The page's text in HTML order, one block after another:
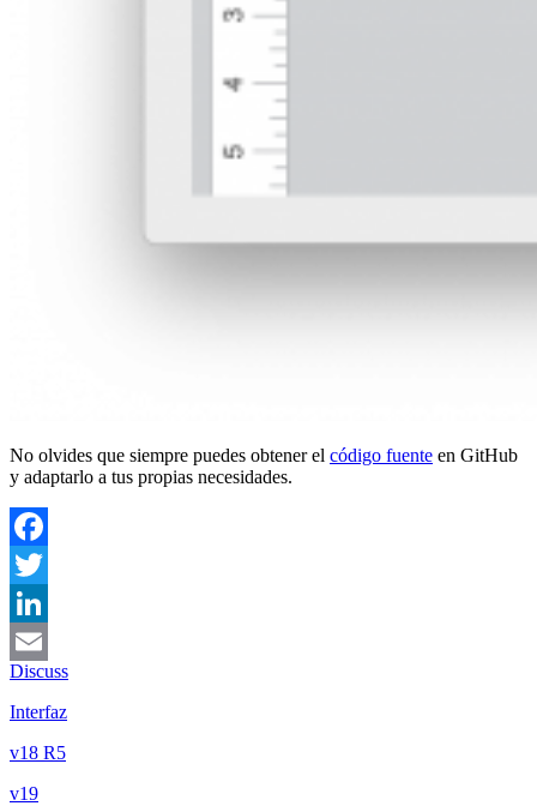
No olvides que siempre puedes obtener el código fuente en GitHub
y adaptarlo a tus propias necesidades.
Facebook
Twitter
LinkedIn
Email
Discuss
Interfaz
v18 R5
v19